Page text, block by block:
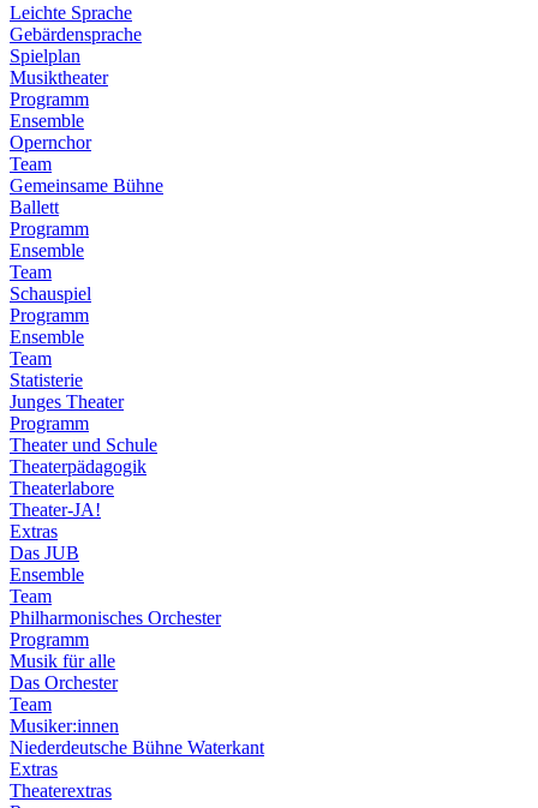
Leichte Sprache
Gebärdensprache
Spielplan
Musiktheater
Programm
Ensemble
Opernchor
Team
Gemeinsame Bühne
Ballett
Programm
Ensemble
Team
Schauspiel
Programm
Ensemble
Team
Statisterie
Junges Theater
Programm
Theater und Schule
Theaterpädagogik
Theaterlabore
Theater-JA!
Extras
Das JUB
Ensemble
Team
Philharmonisches Orchester
Programm
Musik für alle
Das Orchester
Team
Musiker:innen
Niederdeutsche Bühne Waterkant
Extras
Theaterextras